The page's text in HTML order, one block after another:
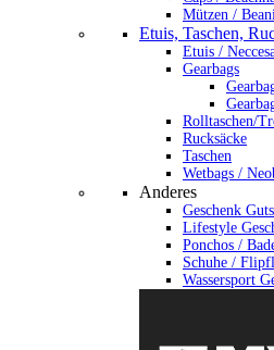
Mützen /
Etuis, Taschen,
Etuis /
Gearbags
Rolltaschen/
Rucksäcke
Taschen
Wetbags /
Anderes
Geschenk
Lifestyle
Ponchos /
Schuhe /
Wassersport